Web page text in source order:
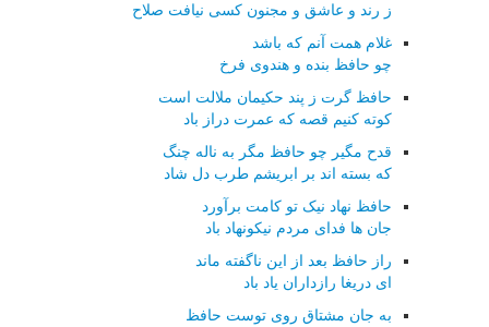
ز رند و عاشق و مجنون کسی نیافت صلاح
غلام همت آنم که باشد
چو حافظ بنده و هندوی فرخ
حافظ گرت ز پند حکیمان ملالت است
کوته کنیم قصه که عمرت دراز باد
قدح مگیر چو حافظ مگر به ناله چنگ
که بسته اند بر ابریشم طرب دل شاد
حافظ نهاد نیک تو کامت برآورد
جان ها فدای مردم نیکونهاد باد
راز حافظ بعد از این ناگفته ماند
ای دریغا رازداران یاد باد
به جان مشتاق روی توست حافظ